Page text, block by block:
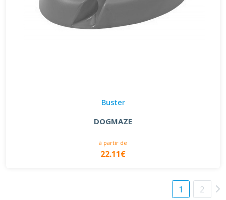
Buster
DOGMAZE
à partir de
22.11€
1 2